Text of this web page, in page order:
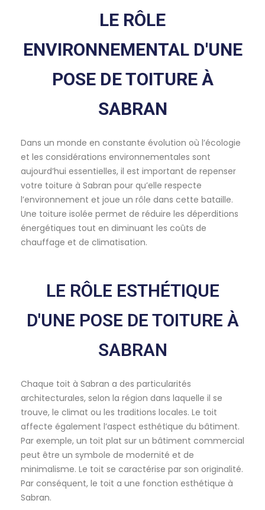
LE RÔLE
ENVIRONNEMENTAL D'UNE
POSE DE TOITURE À
SABRAN
Dans un monde en constante évolution où l’écologie
et les considérations environnementales sont
aujourd’hui essentielles, il est important de repenser
votre toiture à Sabran pour qu’elle respecte
l’environnement et joue un rôle dans cette bataille.
Une toiture isolée permet de réduire les déperditions
énergétiques tout en diminuant les coûts de
chauffage et de climatisation.
LE RÔLE ESTHÉTIQUE
D'UNE POSE DE TOITURE À
SABRAN
Chaque toit à Sabran a des particularités
architecturales, selon la région dans laquelle il se
trouve, le climat ou les traditions locales. Le toit
affecte également l’aspect esthétique du bâtiment.
Par exemple, un toit plat sur un bâtiment commercial
peut être un symbole de modernité et de
minimalisme. Le toit se caractérise par son originalité.
Par conséquent, le toit a une fonction esthétique à
Sabran.